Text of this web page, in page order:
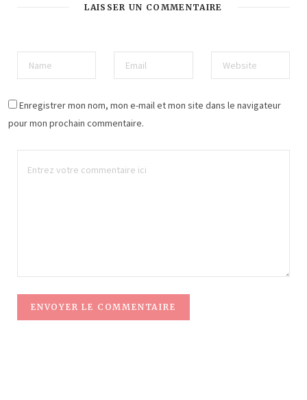
LAISSER UN COMMENTAIRE
Enregistrer mon nom, mon e-mail et mon site dans le navigateur
pour mon prochain commentaire.